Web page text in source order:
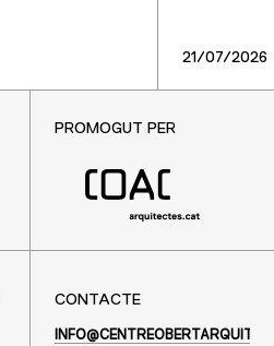
21/07/2026
PROMOGUT PER
CONTACTE